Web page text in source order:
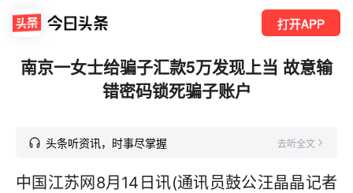
打开APP
南京一女士给骗子汇款5万发现上当 故意输
错密码锁死骗子账户
头条听资讯，时事尽掌握 去听全文
中国江苏网8月14日讯(通讯员鼓公汪晶晶记者